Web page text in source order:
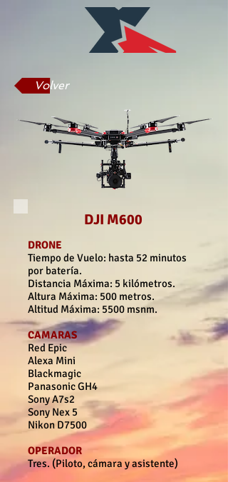
Volver
DJI M600
DRONE
Tiempo de Vuelo: hasta 52 minutos
por batería.
Distancia Máxima: 5 kilómetros.
Altura Máxima: 500 metros.
Altitud Máxima: 5500 msnm.
CAMARAS
Red Epic
Alexa Mini
Blackmagic
Panasonic GH4
Sony A7s2
Sony Nex 5
Nikon D7500
OPERADOR
Tres. (Piloto, cámara y asistente)